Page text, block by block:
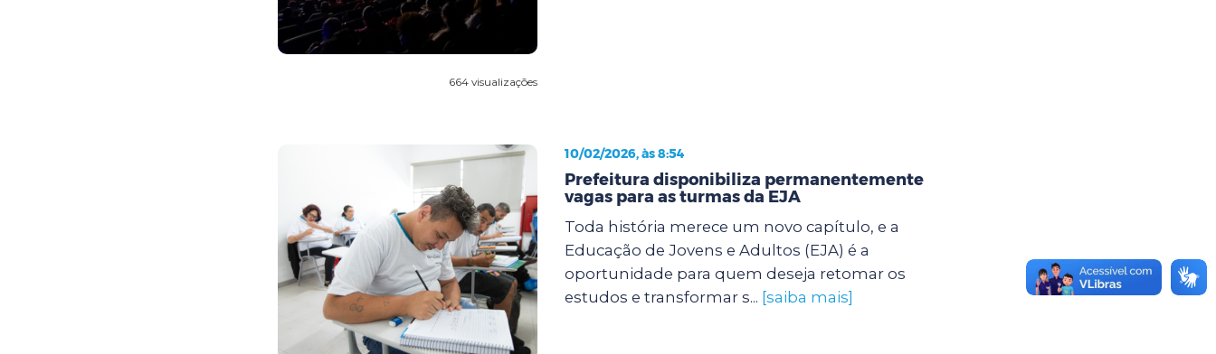
664 visualizações
10/02/2026, às 8:54
Prefeitura disponibiliza permanentemente
vagas para as turmas da EJA
Toda história merece um novo capítulo, e a
Educação de Jovens e Adultos (EJA) é a
oportunidade para quem deseja retomar os
estudos e transformar s... [saiba mais]